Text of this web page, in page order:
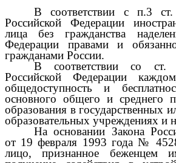
В соответствии с п.3
Российской Федерации
лица без гражданства
Федерации правами и
гражданами России.
В соответствии со ст.
Российской Федерации
общедоступность и
основного общего и среднего
образования в государственных
образовательных учреждениях и
На основании Закона
от 19 февраля 1993 года №
лицо, признанное беженцем